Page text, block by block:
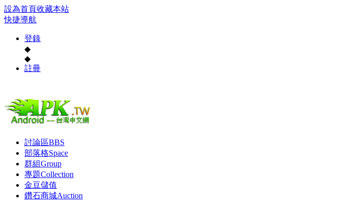
設為首頁收藏本站
快捷導航
登錄
◆
◆
註冊
討論區BBS
部落格Space
群組Group
專題Collection
金豆儲值
鑽石商城Auction